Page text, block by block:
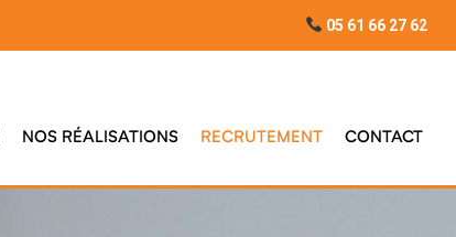
05 61 66 27 62
NOS RÉALISATIONS RECRUTEMENT CONTACT